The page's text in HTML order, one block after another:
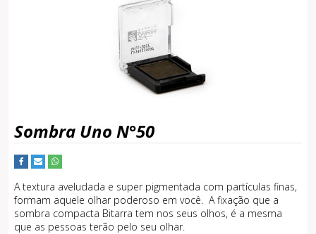
Sombra Uno N°50
A textura aveludada e super pigmentada com partículas finas,
formam aquele olhar poderoso em você. A fixação que a
sombra compacta Bitarra tem nos seus olhos, é a mesma
que as pessoas terão pelo seu olhar.